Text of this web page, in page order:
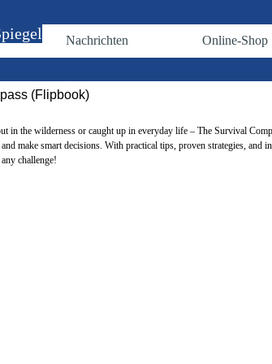
Nachrichten ▼
Online-Shop
(Flipbook)
in the wilderness or caught up in everyday life – The Survival
make smart decisions. With practical tips, proven strategies, and
challenge!